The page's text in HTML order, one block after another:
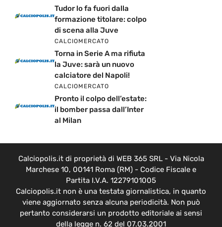
Tudor lo fa fuori dalla
formazione titolare: colpo
di scena alla Juve
CALCIOMERCATO
Torna in Serie A ma rifiuta
la Juve: sarà un nuovo
calciatore del Napoli!
CALCIOMERCATO
Pronto il colpo dell’estate:
il bomber passa dall’Inter
al Milan
Calciopolis.it di proprietà di WEB 365 SRL - Via Nicola
Marchese 10, 00141 Roma (RM) - Codice Fiscale e
Partita I.V.A. 12279101005
Calciopolis.it non è una testata giornalistica, in quanto
viene aggiornato senza alcuna periodicità. Non può
pertanto considerarsi un prodotto editoriale ai sensi
della legge n. 62 del 07.03.2001